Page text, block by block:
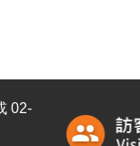
02-